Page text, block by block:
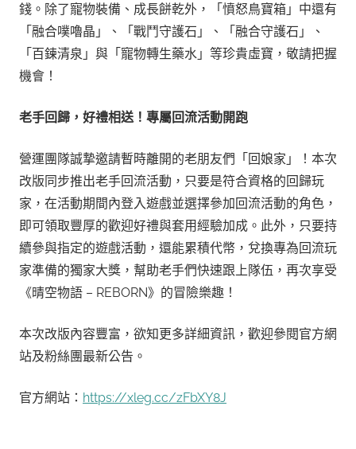
錢。除了寵物裝備、成長餅乾外，「憤怒鳥寶箱」中還有
「融合噗嚕晶」、「戰鬥守護石」、「融合守護石」、
「百鍊清泉」與「寵物轉生藥水」等珍貴虛寶，敬請把握
機會！
老手回歸，好禮相送！專屬回流活動開跑
營運團隊誠摯邀請暫時離開的老朋友們「回娘家」！本次
改版同步推出老手回流活動，只要是符合資格的回歸玩
家，在活動期間內登入遊戲並選擇參加回流活動的角色，
即可領取豐厚的歡迎好禮與套用經驗加成。此外，只要持
續參與指定的遊戲活動，還能累積代幣，兌換專為回流玩
家準備的獨家大獎，幫助老手們快速跟上隊伍，再次享受
《晴空物語 – REBORN》的冒險樂趣！
本次改版內容豐富，欲知更多詳細資訊，歡迎參閱官方網
站及粉絲團最新公告。
官方網站： https://xleg.cc/zFbXY8J